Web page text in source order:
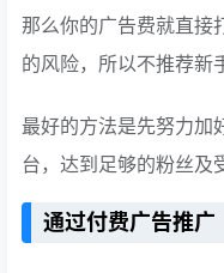
那么你的广告费就直接
的风险，所以不推荐新
最好的方法是先努力加
台，达到足够的粉丝及
通过付费广告推广